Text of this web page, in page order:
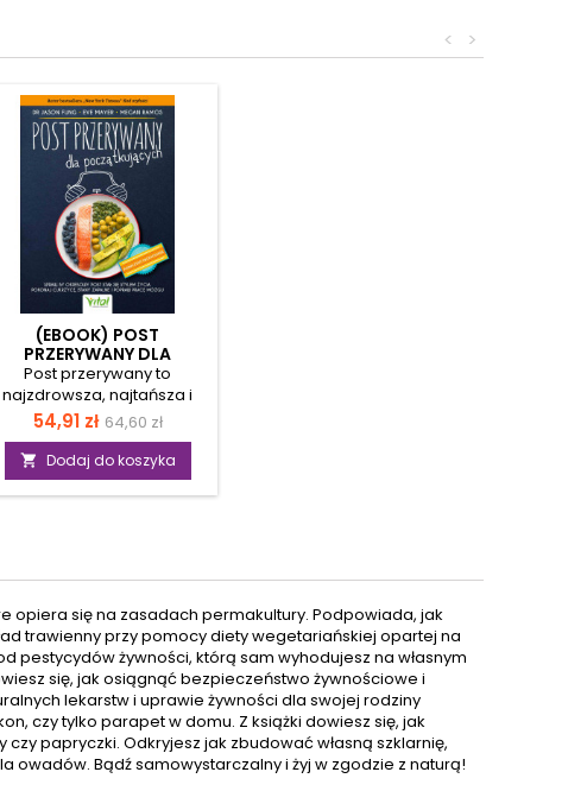
>
<
(EBOOK) POST
PRZERYWANY DLA
POCZĄTKUJĄCYCH
Post przerywany to
najzdrowsza, najtańsza i
bezpieczna metoda na
pozbycie się zbędnego
tłuszczu z brzucha. Jednak
zalety postu przerywanego
o wiele większe. Możesz
nadciśnienia. W książce
znajdziesz zasady
stosowania postu
przerywanego oraz
korzyści jakie możesz z
niego czerpać. Obejmują
one nie tylko zdrowie
fizyczne, ale również
i emocjonalne.
Z książki dowiesz się,
Cena
54,91 zł Cena
podstawowa
64,60 zł
 Dodaj do koszyka
opiera się na zasadach permakultury. Podpowiada, jak
trawienny przy pomocy diety wegetariańskiej opartej na
pestycydówżywności, którą sam wyhodujesz na własnym
się, jak osiągnąć bezpieczeństwo żywnościowe i
lekarstw i uprawie żywności dla swojej rodziny
czy tylko parapet w domu. Z książki dowiesz się, jak
papryczki. Odkryjesz jak zbudować własną szklarnię,
Bądź samowystarczalny i żyj w zgodzie z naturą!